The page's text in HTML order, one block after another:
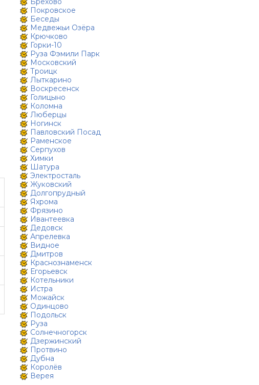
Покровское
Беседы
Медвежьи Озёра
Крючково
Горки-10
Руза Фэмили Парк
Московский
Троицк
Лыткарино
Воскресенск
Голицыно
Коломна
Люберцы
Ногинск
Павловский Посад
Раменское
Серпухов
Химки
Шатура
Электросталь
Жуковский
Долгопрудный
Яхрома
Фрязино
Ивантеевка
Дедовск
Апрелевка
Видное
Дмитров
Краснознаменск
Егорьевск
Котельники
Истра
Можайск
Одинцово
Подольск
Руза
Солнечногорск
Дзержинский
Протвино
Дубна
Королёв
Верея